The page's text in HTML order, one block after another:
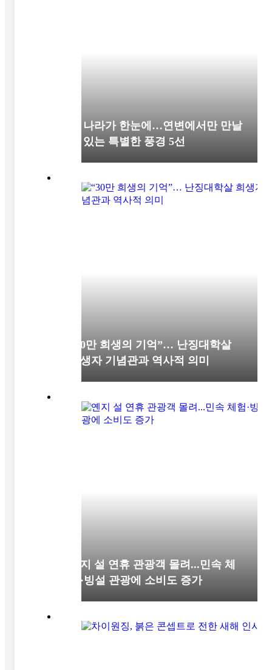
세 나라가 한눈에…연변에서만 만날
수 있는 특별한 풍경 5선
“30만 희생의 기억”… 난징대학살
희생자 기념관과 역사적 의미
옌지 설 연휴 관광객 몰려...민속 체
험·빙설 관광에 소비도 증가